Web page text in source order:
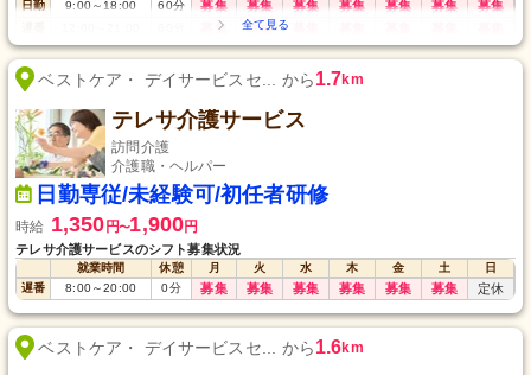
日勤 9:00～ 18:00 60分 募集 募集 募集 募集 募集 募集 募集
募集 募集
時短 13:00～15:00 0分 募集 募集 募集 募集 募集 募集 募集
ベストケア・ デイサービスセ... から1.7km
テレサ介護サービス
訪問介護
介護職・ヘルパー
日勤専従/未経験可/初任者研修
時給 1,350 円〜1,900円
テレサ介護サービスのシフト募集状況
就業時間 休憩 月 火 水 木 金 土
日
遅番
8:00～20:00 0分 募集 募集 募集 募集 募集 募集 定休
ベストケア・ デイサービスセ... から1.6km